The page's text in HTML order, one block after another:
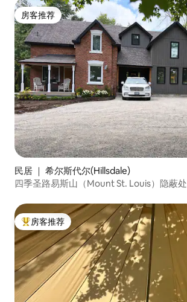
房客推荐
房客推荐
民居 ｜ 希尔斯代尔(Hillsdale)
四季圣路易斯山（Mount St. Louis）隐蔽处
热门「房客推荐」
房客推荐